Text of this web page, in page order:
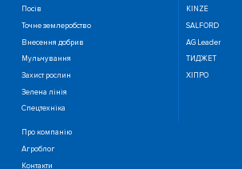
Посiв
Точне землеробство
Внесення добрив
Мульчування
Захист рослин
Зелена лінія
Спецтехніка
KINZE
SALFORD
AG Leader
ТИДЖЕТ
ХІПРО
Про компанію
Агроблог
Контакти